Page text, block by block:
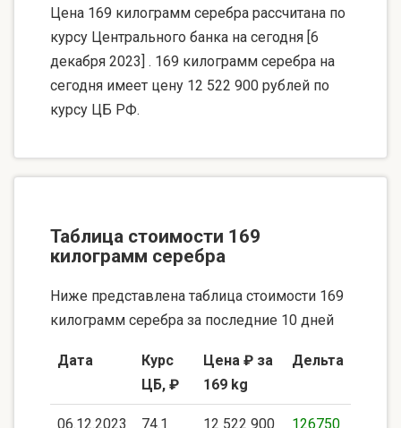
Цена 169 килограмм серебра рассчитана по
курсу Центрального банка на сегодня [6
декабря 2023] . 169 килограмм серебра на
сегодня имеет цену 12 522 900 рублей по
курсу ЦБ РФ.
Таблица стоимости 169
килограмм серебра
Ниже представлена таблица стоимости 169
килограмм серебра за последние 10 дней
Дата
Курс
ЦБ, ₽
Цена ₽ за
169 kg
Дельта
06.12.2023 74.1 12 522 900 126750